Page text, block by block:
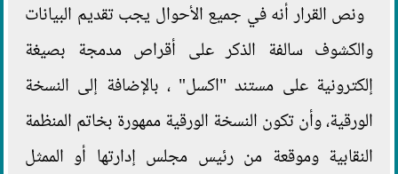
ونص القرار أنه في جميع الأحوال يجب تقديم البيانات
والكشوف سالفة الذكر على أقراص مدمجة بصيغة
إلكترونية على مستند "اكسل" ، بالإضافة إلى النسخة
الورقية، وأن تكون النسخة الورقية ممهورة بخاتم المنظمة
النقابية وموقعة من رئيس مجلس إدارتها أو الممثل